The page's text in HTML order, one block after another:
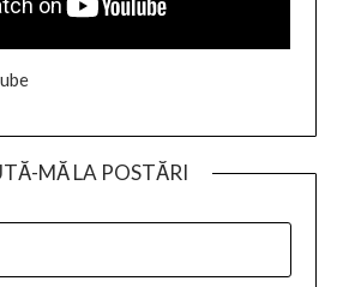
MĂ LA POSTĂRI